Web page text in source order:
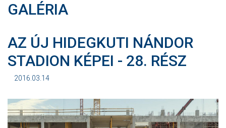
JEGYÉRTÉKESÍTÉS
WEBSHOP
STADION
EGYESÜLET
KAPCSOLAT
HÍREK
GALÉRIA
AZ ÚJ HIDEGKUTI NÁNDOR
STADION KÉPEI - 28. RÉSZ
2016.03.14